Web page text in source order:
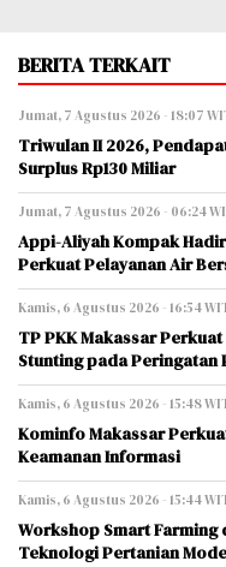
BERITA TERKAIT
Jumat, 7 Agustus 2026 - 18:07
Triwulan II 2026,
Surplus Rp130 Miliar
Jumat, 7 Agustus 2026 - 06:24
Appi-Aliyah Kompak
Perkuat Pelayanan Air
Kamis, 6 Agustus 2026 - 16:54
TP PKK Makassar
Stunting pada Peringatan
Kamis, 6 Agustus 2026 - 15:48
Kominfo Makassar
Keamanan Informasi
Kamis, 6 Agustus 2026 - 15:44
Workshop Smart Farming
Teknologi Pertanian